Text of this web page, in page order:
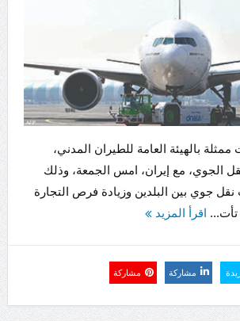
بالهيئة العامة للطيران المدني،
الجوي، مع إيران، امس الجمعة، وذلك
جوي بين البلدين وزيادة فرص التجارة
تأت... اقرأ المزيد
مشاركة مشاركة